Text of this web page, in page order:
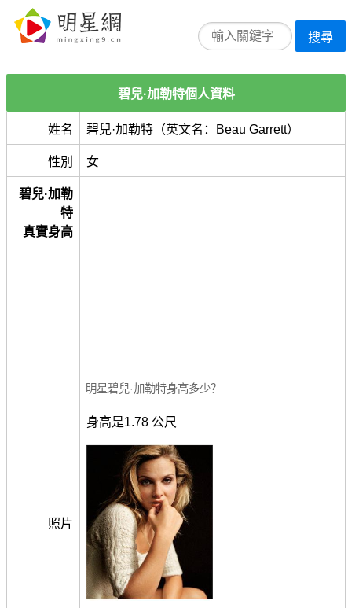
搜尋
碧兒·加勒特個人資料
姓名 碧兒·加勒特（英文名：Beau Garrett）
性別 女
碧兒·加勒
特
真實身高
明星碧兒·加勒特身高多少？
身高是1.78 公尺
照片